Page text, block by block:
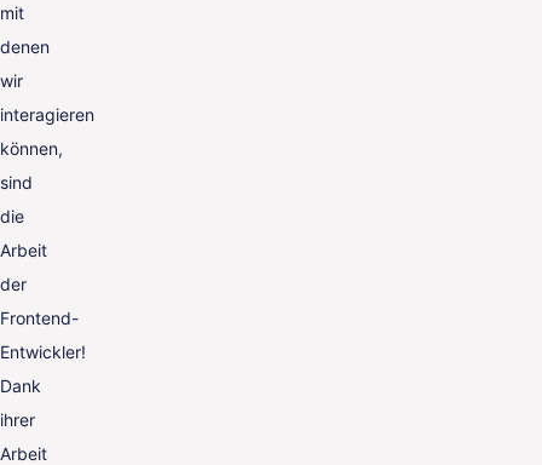
mit
denen
wir
interagieren
können,
sind
die
Arbeit
der
Frontend-
Entwickler!
Dank
ihrer
Arbeit